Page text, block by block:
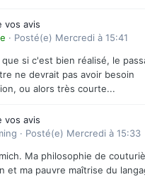
vos avis
· Posté(e) Mercredi à 15:41
si c'est bien réalisé, le
ne devrait pas avoir besoin
ou alors très courte...
vos avis
· Posté(e) Mercredi à 15:33
Ma philosophie de
et ma pauvre maîtrise du